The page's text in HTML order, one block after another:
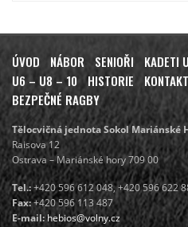
ÚVOD NÁBOR SENIOŘI KADETI
U6 – U8 – 10 HISTORIE
BEZPEČNÉ RAGBY
Tělocvičná jednota Sokol Mariánské
Raisova 12
Ostrava – Mariánské hory 709 00
Tel.:+420 596 612 048, +420 596 622
Fax:+420 596 113 487
E-mail:hebios@volny.cz